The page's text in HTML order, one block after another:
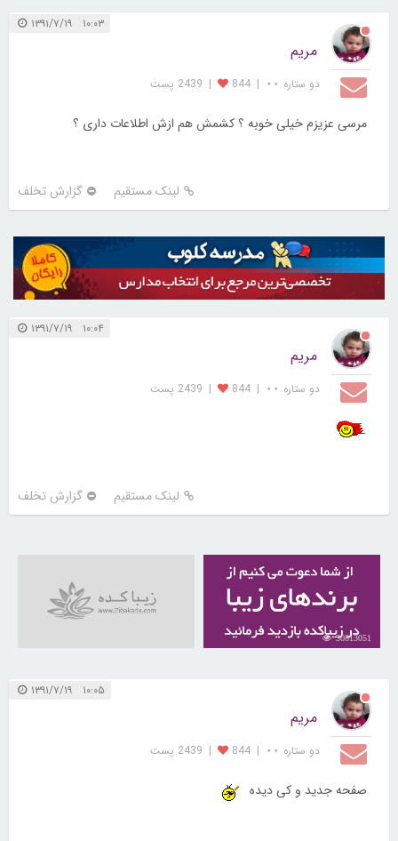
۱۰:۰۳ ۱۳۹۱/۷/۱۹
مریم
دو ستاره ⋆⋆ |
844
| 2439 پست
مرسی عزیزم خیلی خوبه ؟ کشمش هم ازش اطلاعات داری ؟
لینک مستقیم گزارش تخلف
۱۰:۰۴ ۱۳۹۱/۷/۱۹
مریم
دو ستاره ⋆⋆ |
844
| 2439 پست
لینک مستقیم گزارش تخلف
30813051
۱۰:۰۵ ۱۳۹۱/۷/۱۹
مریم
دو ستاره ⋆⋆ |
844
| 2439 پست
صفحه جدید و کی دیده